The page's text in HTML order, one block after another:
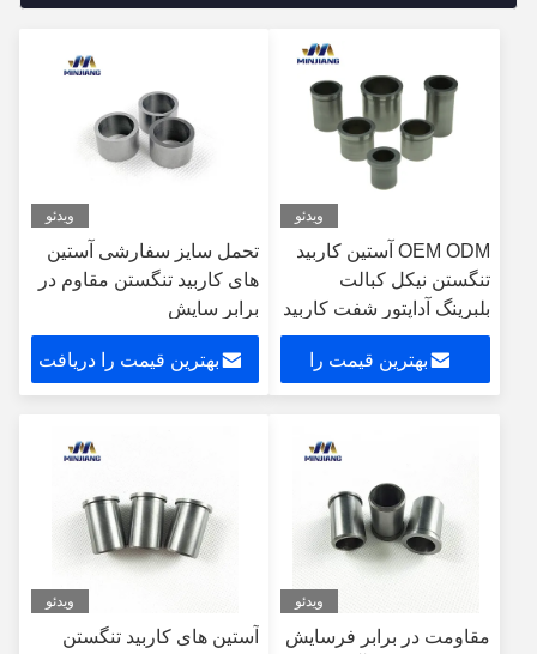
ویدئو
OEM ODM آستین کاربید
تنگستن نیکل کبالت
بلبرینگ آداپتور شفت کاربید
YG6
بهترین قیمت را
ویدئو
تحمل سایز سفارشی آستین
های کاربید تنگستن مقاوم در
برابر سایش
بهترین قیمت را دریافت
ویدئو
مقاومت در برابر فرسایش
ویدئو
آستین های کاربید تنگستن